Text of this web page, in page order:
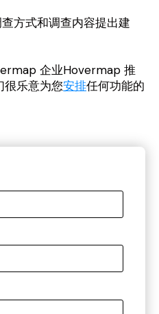
方式和调查内容提出建
企业Hovermap 推
乐意为您安排任何功能的